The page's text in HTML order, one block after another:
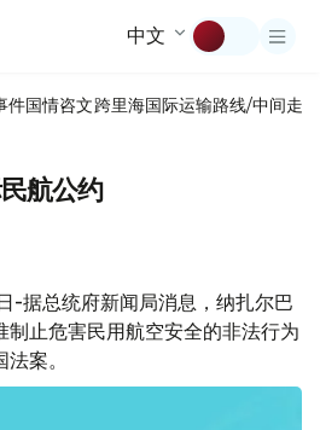
中文
件国情咨文跨里海国际运输路线/中间走廊
航公约
-据总统府新闻局消息，纳扎尔巴
制止危害民用航空安全的非法行为
案。